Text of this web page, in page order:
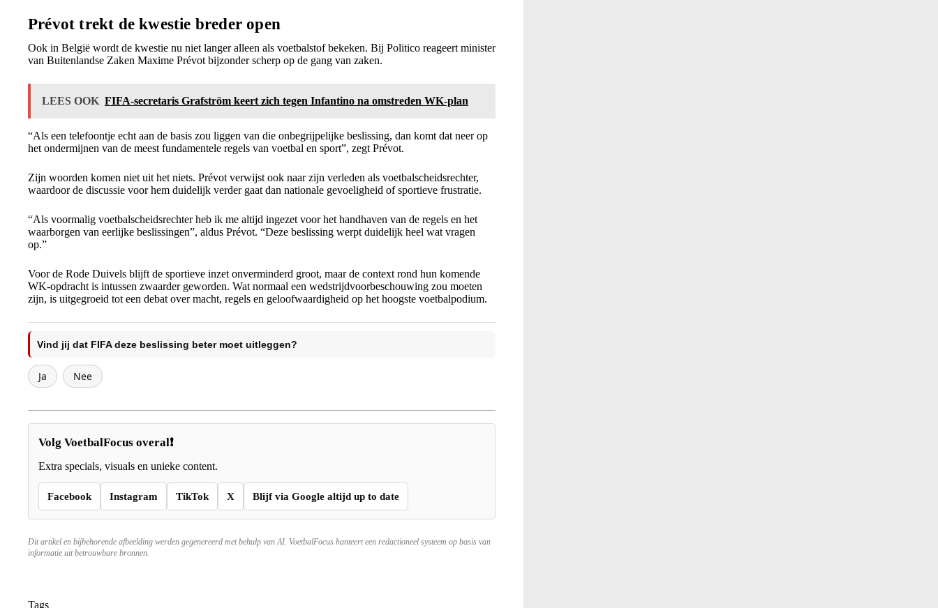
Prévot trekt de kwestie breder open
Ook in België wordt de kwestie nu niet langer alleen als voetbalstof bekeken. Bij Politico reageert minister
van Buitenlandse Zaken Maxime Prévot bijzonder scherp op de gang van zaken.
LEES OOK FIFA-secretaris Grafström keert zich tegen Infantino na omstreden WK-plan
“Als een telefoontje echt aan de basis zou liggen van die onbegrijpelijke beslissing, dan komt dat neer op
het ondermijnen van de meest fundamentele regels van voetbal en sport”, zegt Prévot.
Zijn woorden komen niet uit het niets. Prévot verwijst ook naar zijn verleden als voetbalscheidsrechter,
waardoor de discussie voor hem duidelijk verder gaat dan nationale gevoeligheid of sportieve frustratie.
“Als voormalig voetbalscheidsrechter heb ik me altijd ingezet voor het handhaven van de regels en het
waarborgen van eerlijke beslissingen”, aldus Prévot. “Deze beslissing werpt duidelijk heel wat vragen
op.”
Voor de Rode Duivels blijft de sportieve inzet onverminderd groot, maar de context rond hun komende
WK-opdracht is intussen zwaarder geworden. Wat normaal een wedstrijdvoorbeschouwing zou moeten
zijn, is uitgegroeid tot een debat over macht, regels en geloofwaardigheid op het hoogste voetbalpodium.
Vind jij dat FIFA deze beslissing beter moet uitleggen?
Ja Nee
Volg VoetbalFocus overal❗
Extra specials, visuals en unieke content.
Facebook Instagram TikTok X Blijf via Google altijd up to date
Dit artikel en bijbehorende afbeelding werden gegenereerd met behulp van AI. VoetbalFocus hanteert een redactioneel systeem op basis van
informatie uit betrouwbare bronnen.
Tags